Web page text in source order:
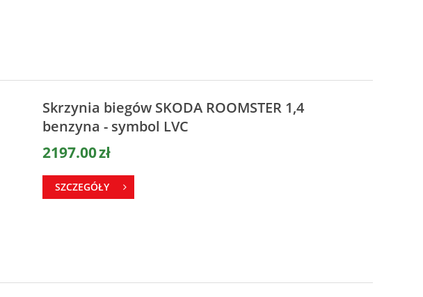
Skrzynia biegów SKODA ROOMSTER 1,4
benzyna - symbol LVC
2197.00zł
SZCZEGÓŁY